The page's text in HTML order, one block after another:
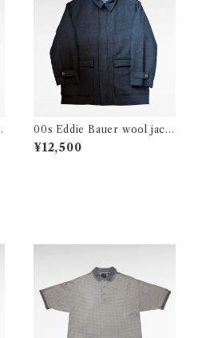
00s Eddie Bauer wool jack
et
¥12,500